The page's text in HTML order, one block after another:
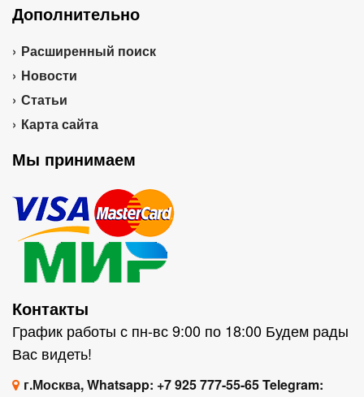
Дополнительно
Расширенный поиск
Новости
Статьи
Карта сайта
Мы принимаем
Контакты
График работы с пн-вс 9:00 по 18:00 Будем рады
Вас видеть!
г.Москва, Whatsapp: +7 925 777-55-65 Telegram: